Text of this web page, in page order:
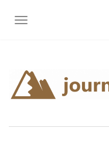
TOGGLE NAVIGATION